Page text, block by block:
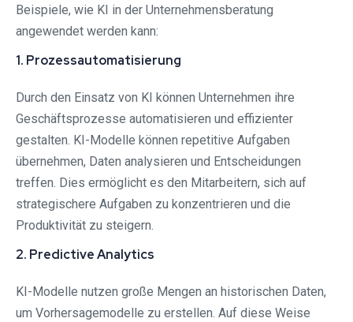
Beispiele, wie KI in der Unternehmensberatung
angewendet werden kann:
1. Prozessautomatisierung
Durch den Einsatz von KI können Unternehmen ihre
Geschäftsprozesse automatisieren und effizienter
gestalten. KI-Modelle können repetitive Aufgaben
übernehmen, Daten analysieren und Entscheidungen
treffen. Dies ermöglicht es den Mitarbeitern, sich auf
strategischere Aufgaben zu konzentrieren und die
Produktivität zu steigern.
2. Predictive Analytics
KI-Modelle nutzen große Mengen an historischen Daten,
um Vorhersagemodelle zu erstellen. Auf diese Weise